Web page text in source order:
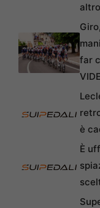
altro
far
è
È